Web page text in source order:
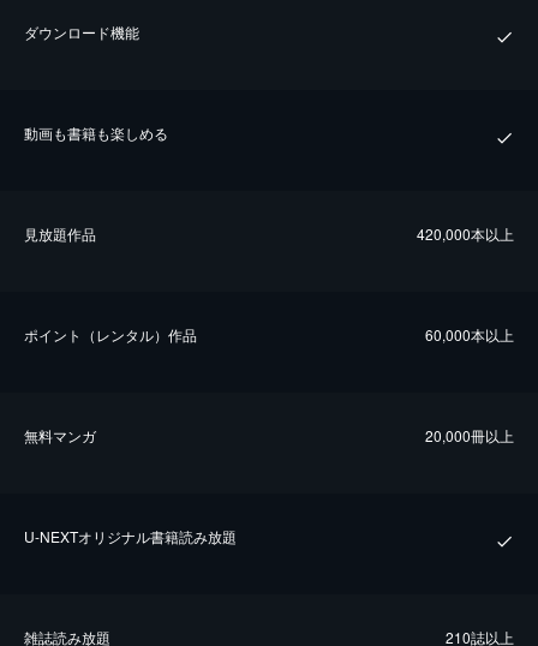
ダウンロード機能
動画も書籍も楽しめる
⾒放題作品 420,000本以上
ポイント（レンタル）作品 60,000本以上
無料マンガ 20,000冊以上
U-NEXTオリジナル書籍読み放題
雑誌読み放題 210誌以上